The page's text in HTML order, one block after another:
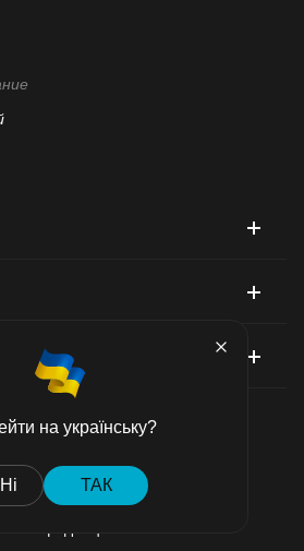
на українську?
Ні ТАК
публичной оферты